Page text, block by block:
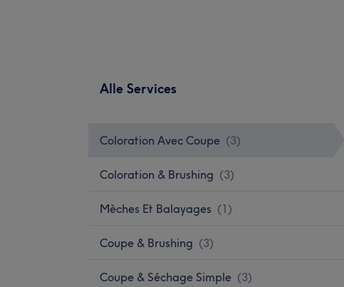
Alle Services
Coloration Avec Coupe (3)
Coloration & Brushing (3)
Mèches Et Balayages (1)
Coupe & Brushing (3)
Coupe & Séchage Simple (3)